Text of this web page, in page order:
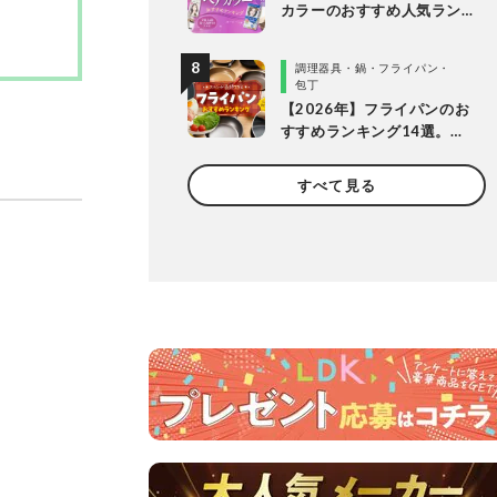
カラーのおすすめ人気ラン
に比較
調理器具・鍋・フライパン・
包丁
【2026年】フライパンのお
すすめランキング14選。
品を探して徹底比較
すべて見る